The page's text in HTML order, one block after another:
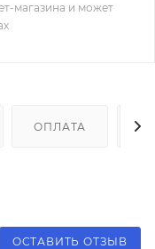
магазина и может
ОПЛАТА
ОСТАВИТЬ ОТЗЫВ